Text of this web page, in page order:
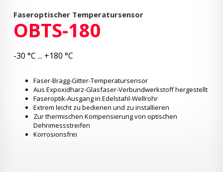
Faseroptischer Temperatursensor
OBTS-180
-30 °C ... +180 °C
Faser-Bragg-Gitter-Temperatursensor
Aus Expoxidharz-Glasfaser-Verbundwerkstoff hergestellt
Faseroptik-Ausgang in Edelstahl-Wellrohr
Extrem leicht zu bedienen und zu installieren
Zur thermischen Kompensierung von optischen
Dehnmessstreifen
Korrosionsfrei